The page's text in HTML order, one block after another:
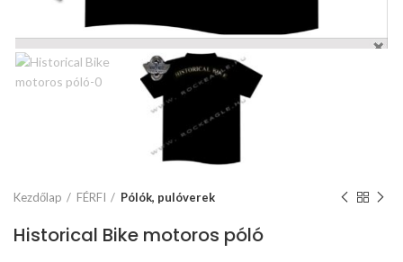
Kezdőlap FÉRFI Pólók, pulóverek
Historical Bike motoros póló